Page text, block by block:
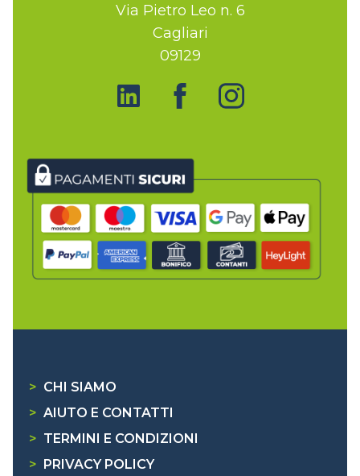
Via Pietro Leo n. 6
Cagliari
09129
> CHI SIAMO
> AIUTO E CONTATTI
> TERMINI E CONDIZIONI
>
PRIVACY POLICY